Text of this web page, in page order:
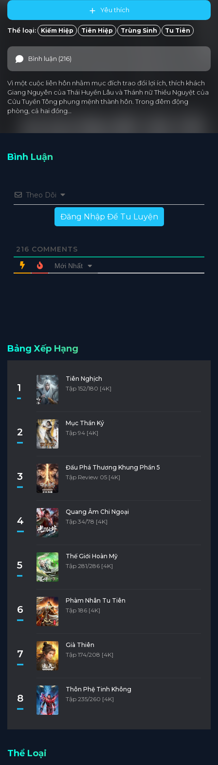
Yêu thích
Thể loại: Kiếm Hiệp Tiên Hiệp Trùng Sinh Tu Tiên
Bình luận (216)
Vì một cuộc liên hôn nhằm mục đích trao đổi lợi ích, thích khách
Giang Nguyên của Thái Huyền Lâu và Thánh nữ Thiều Nguyệt của
Cửu Tuyền Tông phụng mệnh thành hôn. Trong đêm động
phòng, cả hai đồng…
Bình Luận
Theo Dõi
Đăng Nhập Để Tu Luyện
216 COMMENTS
Mới Nhất
Bảng Xếp Hạng
1
Tiên Nghịch
Tập 152/180 [4K]
2
Mục Thần Ký
Tập 94 [4K]
3
Đấu Phá Thương Khung Phần 5
Tập Review 05 [4K]
4
Quang Âm Chi Ngoại
Tập 34/78 [4K]
5
Thế Giới Hoàn Mỹ
Tập 281/286 [4K]
6
Phàm Nhân Tu Tiên
Tập 186 [4K]
7
Già Thiên
Tập 174/208 [4K]
8
Thôn Phệ Tinh Không
Tập 235/260 [4K]
Thể Loại